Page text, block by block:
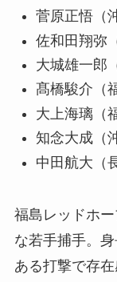
菅原正悟（
佐和田翔弥
大城雄一郎
髙橋駿介（
大上海璃（
知念大成（
中田航大（
福島レッドホ
な若手捕手。
ある打撃で存